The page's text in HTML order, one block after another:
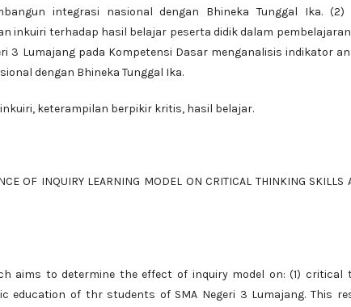
integrasi nasional dengan Bhineka Tunggal Ika.
inkuiri terhadap hasil belajar peserta didik dalam
3 Lumajang pada Kompetensi Dasar menganalisis indikator
dengan Bhineka Tunggal Ika.
inkuiri, keterampilan berpikir kritis, hasil belajar.
OF INQUIRY LEARNING MODEL ON CRITICAL THINKING
aims to determine the effect of inquiry model on: (1)
education of thr students of SMA Negeri 3 Lumajang. This